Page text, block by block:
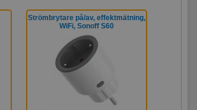
Strömbrytare på/av, effektmätning,
WiFi, Sonoff S60